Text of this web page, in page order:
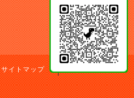
サイトマップ